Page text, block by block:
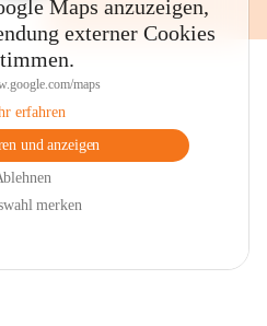
Maps anzuzeigen,
externer Cookies
maps
erfahren
und anzeigen
merken